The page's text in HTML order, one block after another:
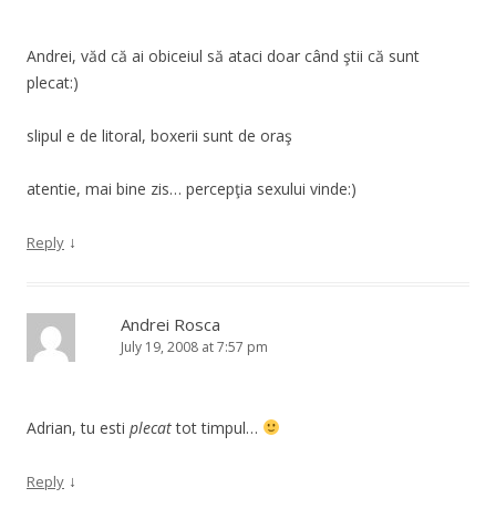
Andrei, văd că ai obiceiul să ataci doar când ştii că sunt
plecat:)
slipul e de litoral, boxerii sunt de oraş
atentie, mai bine zis… percepţia sexului vinde:)
Reply ↓
Andrei Rosca
July 19, 2008 at 7:57 pm
Adrian, tu esti plecattot timpul…
Reply ↓